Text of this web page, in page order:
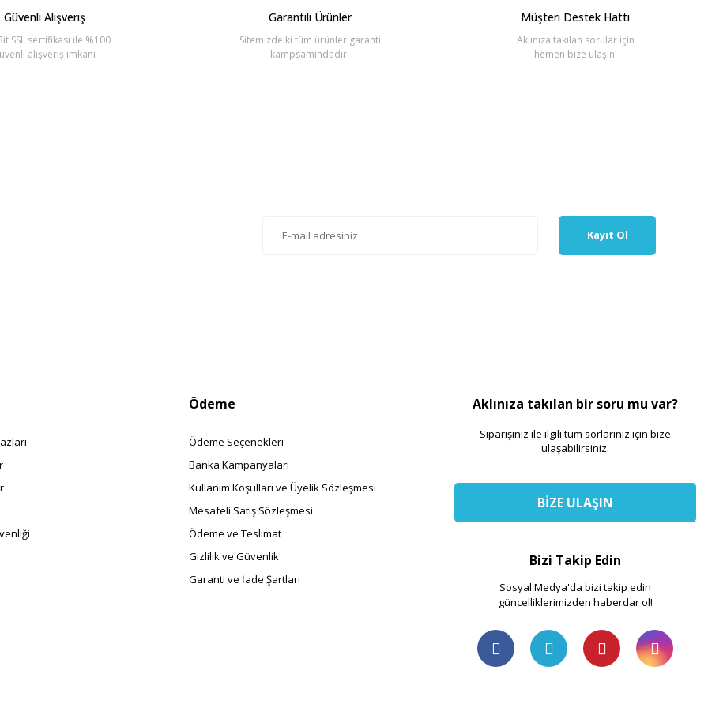
Güvenli Alışveriş
SSL sertifikası ile %100
alışveriş imkanı
Garantili Ürünler
Sitemizde ki tüm ürünler garanti
kampsamındadır.
Müşteri Destek Hattı
Aklınıza takılan sorular için
hemen bize ulaşın!
Kayıt Ol
Ödeme
Ödeme Seçenekleri
Banka Kampanyaları
Kullanım Koşulları ve Üyelik Sözleşmesi
Mesafeli Satış Sözleşmesi
Ödeme ve Teslimat
Gizlilik ve Güvenlik
Garanti ve İade Şartları
Aklınıza takılan bir soru mu var?
Siparişiniz ile ilgili tüm sorlarınız için bize
ulaşabilirsiniz.
BİZE ULAŞIN
Bizi Takip Edin
Sosyal Medya'da bizi takip edin
güncelliklerimizden haberdar ol!